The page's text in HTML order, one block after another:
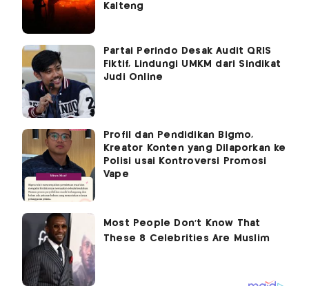
Kalteng
Partai Perindo Desak Audit QRIS
Fiktif, Lindungi UMKM dari Sindikat
Judi Online
Profil dan Pendidikan Bigmo,
Kreator Konten yang Dilaporkan ke
Polisi usai Kontroversi Promosi
Vape